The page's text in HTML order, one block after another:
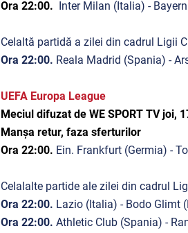
Ora 22:00. Inter Milan (Italia) -
Celaltă partidă a zilei din cadrul Ligii
Ora 22:00. Reala Madrid (Spania) -
UEFA Europa League
Meciul difuzat de WE SPORT TV joi,
Manșa retur, faza sferturilor
Ora 22:00. Ein. Frankfurt (Germia) -
Celalalte partide ale zilei din cadrul
Ora 22:00. Lazio (Italia) - Bodo Glimt
Ora 22:00. Athletic Club (Spania) -